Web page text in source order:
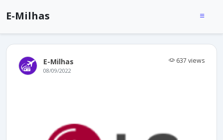
E-Milhas
E-Milhas 637 views
08/09/2022